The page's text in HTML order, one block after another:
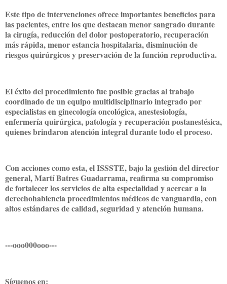
Este tipo de intervenciones ofrece importantes beneficios para
las pacientes, entre los que destacan menor sangrado durante
la cirugía, reducción del dolor postoperatorio, recuperación
más rápida, menor estancia hospitalaria, disminución de
riesgos quirúrgicos y preservación de la función reproductiva.
El éxito del procedimiento fue posible gracias al trabajo
coordinado de un equipo multidisciplinario integrado por
especialistas en ginecología oncológica, anestesiología,
enfermería quirúrgica, patología y recuperación postanestésica,
quienes brindaron atención integral durante todo el proceso.
Con acciones como esta, el ISSSTE, bajo la gestión del director
general, Martí Batres Guadarrama, reafirma su compromiso
de fortalecer los servicios de alta especialidad y acercar a la
derechohabiencia procedimientos médicos de vanguardia, con
altos estándares de calidad, seguridad y atención humana.
---ooo000ooo---
Síguenos en: